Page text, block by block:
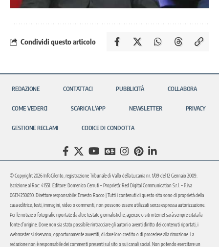
Condividi questo articolo
REDAZIONE CONTATTACI PUBBLICITÀ COLLABORA
COME VEDERCI SCARICA L’APP NEWSLETTER PRIVACY
GESTIONE RECLAMI CODICE DI CONDOTTA
© Copyright 2026 InfoCilento, registrazione Tribunale di Vallo della Lucania nr. 1/09 del 12 Gennaio 2009.
Iscrizione al Roc: 41551. Editore: Domenico Cerruti – Proprietà: Red Digital Communication S.r.l. – P.iva
06134250650. Direttore responsabile: Ernesto Rocco | Tutti i contenuti di questo sito sono di proprietà della
casa editrice, testi, immagini, video o commenti, non possono essere utilizzati senza espressa autorizzazione.
Per le notizie o fotografie riportate da altre testate giornalistiche, agenzie o siti internet sarà sempre citata la
fonte d’origine. Dove non sia stato possibile rintracciare gli autori o aventi diritto dei contenuti riportati, i
webmaster si riservano, opportunamente avvertiti, di dare loro credito o di procedere alla rimozione. La
redazione non è responsabile dei commenti presenti sul sito o sui canali social. Non potendo esercitare un